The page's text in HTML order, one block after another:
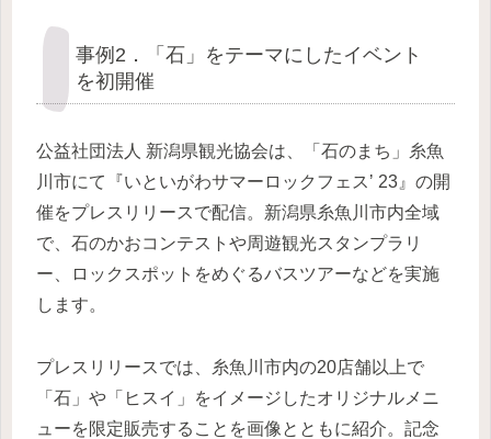
事例2．「石」をテーマにしたイベント
を初開催
公益社団法人 新潟県観光協会は、「石のまち」糸魚
川市にて『いといがわサマーロックフェスʼ 23』の開
催をプレスリリースで配信。新潟県糸魚川市内全域
で、石のかおコンテストや周遊観光スタンプラリ
ー、ロックスポットをめぐるバスツアーなどを実施
します。
プレスリリースでは、糸魚川市内の20店舗以上で
「石」や「ヒスイ」をイメージしたオリジナルメニ
ューを限定販売することを画像とともに紹介。記念